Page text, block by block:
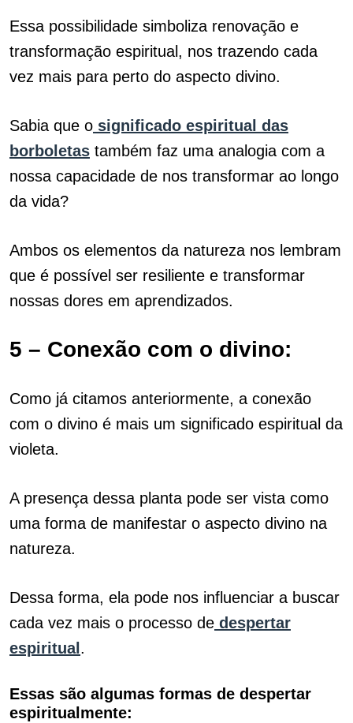
Essa possibilidade simboliza renovação e
transformação espiritual, nos trazendo cada
vez mais para perto do aspecto divino.
Sabia que o significado espiritual das
borboletas também faz uma analogia com a
nossa capacidade de nos transformar ao longo
da vida?
Ambos os elementos da natureza nos lembram
que é possível ser resiliente e transformar
nossas dores em aprendizados.
5 – Conexão com o divino:
Como já citamos anteriormente, a conexão
com o divino é mais um significado espiritual da
violeta.
A presença dessa planta pode ser vista como
uma forma de manifestar o aspecto divino na
natureza.
Dessa forma, ela pode nos influenciar a buscar
cada vez mais o processo de despertar
espiritual .
Essas são algumas formas de despertar
espiritualmente: